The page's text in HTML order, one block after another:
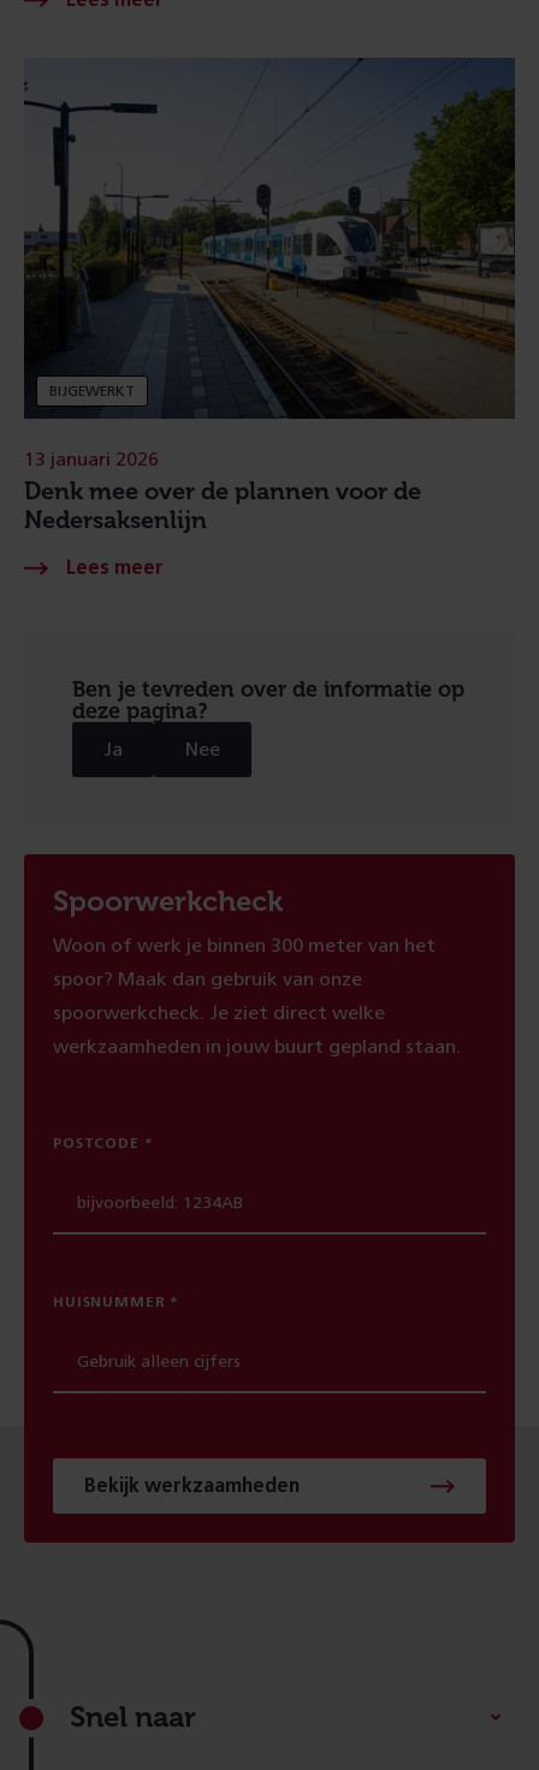
BIJGEWERKT
Denk mee over de plannen voor de
Nedersaksenlijn
13 januari 2026
Ben je tevreden over de informatie op
deze pagina?
Ja Nee
Spoorwerkcheck
Woon of werk je binnen 300 meter van het
spoor? Maak dan gebruik van onze
spoorwerkcheck. Je ziet direct welke
werkzaamheden in jouw buurt gepland staan.
POSTCODE
HUISNUMMER
Bekijk werkzaamheden
Footer
Snel naar